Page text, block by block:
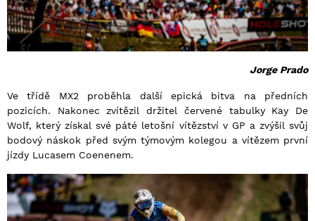
Jorge Prado
Ve třídě MX2 proběhla další epická bitva na předních
pozicích. Nakonec zvítězil držitel červené tabulky Kay De
Wolf, který získal své páté letošní vítězství v GP a zvýšil svůj
bodový náskok před svým týmovým kolegou a vítězem první
jízdy Lucasem Coenenem.